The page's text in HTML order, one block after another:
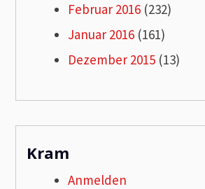
Februar 2016 (232)
Januar 2016 (161)
Dezember 2015 (13)
Kram
Anmelden